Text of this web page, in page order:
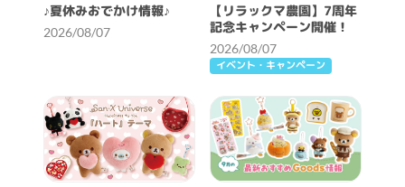
♪夏休みおでかけ情報♪
2026/08/07
【リラックマ農園】7周年
記念キャンペーン開催！
2026/08/07
イベント・キャンペーン